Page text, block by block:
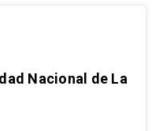
Nacional de La